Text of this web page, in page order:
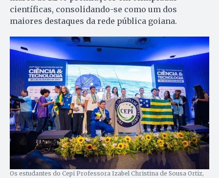
científicas, consolidando-se como um dos
maiores destaques da rede pública goiana.
Os estudantes do Cepi Professora Izabel Christina de Sousa Ortiz,